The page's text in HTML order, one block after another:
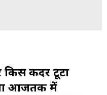
किस कदर टूटा
आजतक में